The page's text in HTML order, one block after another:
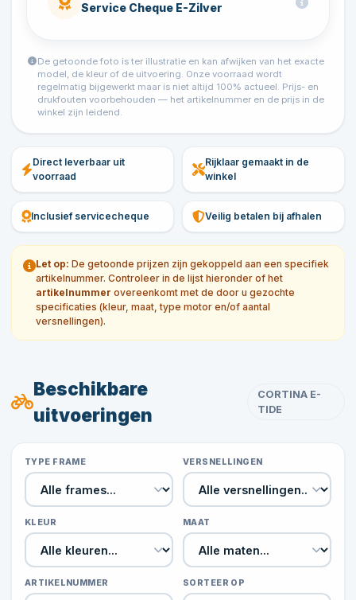
Service Cheque E-Zilver
De getoonde foto is ter illustratie en kan afwijken van het exacte
model, de kleur of de uitvoering. Onze voorraad wordt
regelmatig bijgewerkt maar is niet altijd 100% actueel. Prijs- en
drukfouten voorbehouden — het artikelnummer en de prijs in de
winkel zijn leidend.
Direct leverbaar uit
voorraad
Rijklaar gemaakt in de
winkel
Inclusief servicecheque Veilig betalen bij afhalen
Let op: De getoonde prijzen zijn gekoppeld aan een specifiek
artikelnummer. Controleer in de lijst hieronder of het
artikelnummer overeenkomt met de door u gezochte
specificaties (kleur, maat, type motor en/of aantal
versnellingen).
Beschikbare
uitvoeringen
CORTINA E-
TIDE
TYPE FRAME VERSNELLINGEN
KLEUR MAAT
ARTIKELNUMMER SORTEER OP